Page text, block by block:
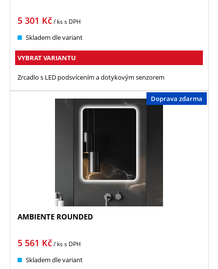
5 301 Kč/ kss DPH
Skladem dle variant
VYBRAT VARIANTU
Zrcadlo s LED podsvícením a dotykovým senzorem
Doprava zdarma
AMBIENTE ROUNDED
5 561 Kč/ kss DPH
Skladem dle variant